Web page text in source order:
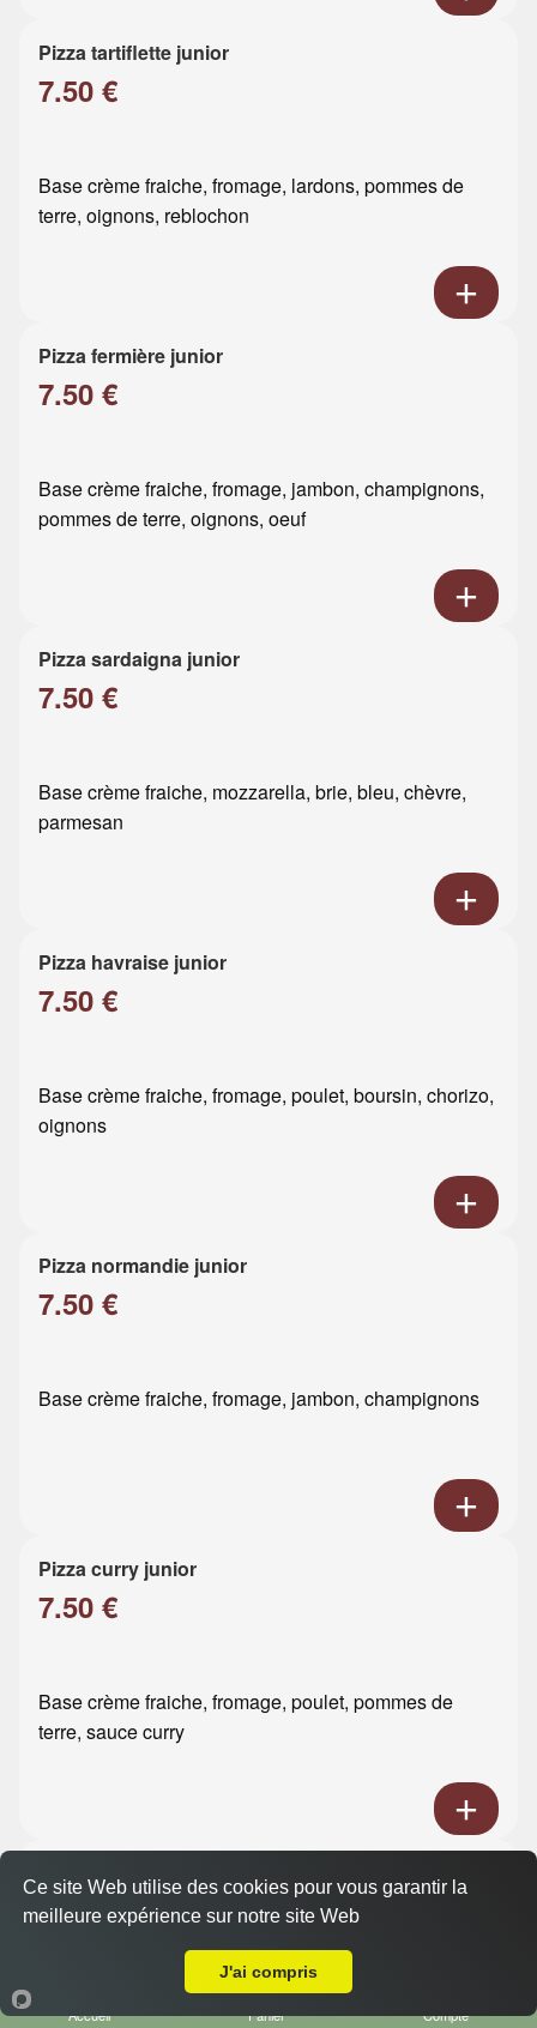
Pizza tartiflette junior
7.50 €
Base crème fraiche, fromage, lardons, pommes de
terre, oignons, reblochon
Pizza fermière junior
7.50 €
Base crème fraiche, fromage, jambon, champignons,
pommes de terre, oignons, oeuf
Pizza sardaigna junior
7.50 €
Base crème fraiche, mozzarella, brie, bleu, chèvre,
parmesan
Pizza havraise junior
7.50 €
Base crème fraiche, fromage, poulet, boursin, chorizo,
oignons
Pizza normandie junior
7.50 €
Base crème fraiche, fromage, jambon, champignons
Pizza curry junior
7.50 €
Base crème fraiche, fromage, poulet, pommes de
terre, sauce curry
junior
Accueil Panier Compte
Ce site Web utilise des cookies pour vous garantir la
meilleure expérience sur notre site Web
J'ai compris